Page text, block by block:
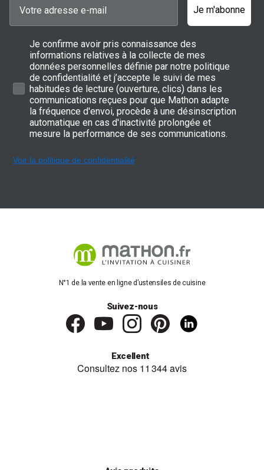
Je m'abonne
Je confirme avoir pris connaissance des
informations relatives à la collecte de mes
données personnelles définie par notre politique
de confidentialité et j’accepte le suivi de mes
habitudes de lecture (ouverture, clics) dans les
communications reçues pour que Mathon adapte
la fréquence d'envoi, procède à une désinscription
automatique en cas d'inactivité prolongée et
mesure la performance de ses communications.
Voir la politique de confidentialité
N°1 de la vente en ligne d’ustensiles de cuisine
Suivez-nous
Excellent